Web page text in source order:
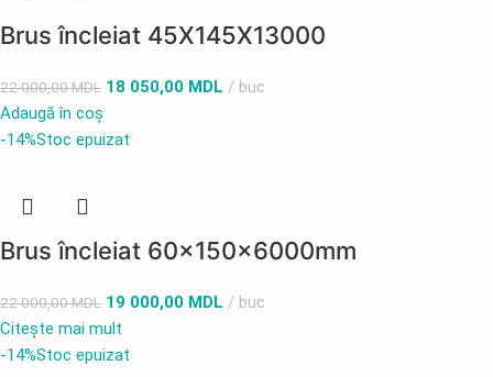
Brus încleiat 45X145X13000
22 000,00MDL 18 050,00 MDL
buc
Adaugă în coș
-14%Stoc epuizat
Brus încleiat 60x150x6000mm
22 000,00MDL 19 000,00 MDL
buc
Citește mai mult
-14%Stoc epuizat